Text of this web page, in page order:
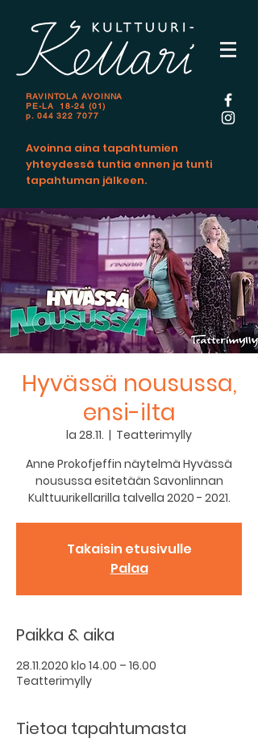
RAVINTOLA AVOINNA
PE-LA 18-24 (01)
p. 044 322 7077
Avoinna aina tapahtumien
yhteydessä tuntia ennen ja tunti
tapahtuman jälkeen.
Hyvässä nousussa,
ensi-ilta
la 28.11.
  |
Teatterimylly
Anne Prokofjeffin näytelmä Hyvässä
nousussa esitetään Savonlinnan
Kulttuurikellarilla talvella 2020 - 2021.
Takaisin etusivulle
Palaa
Paikka & aika
28.11.2020 klo 14.00 – 16.00
Teatterimylly
Tietoa tapahtumasta